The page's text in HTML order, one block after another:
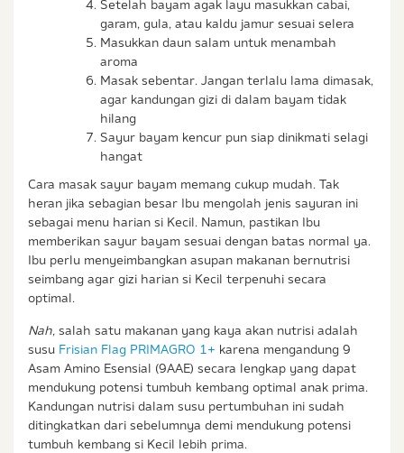
Setelah bayam agak layu masukkan cabai,
garam, gula, atau kaldu jamur sesuai selera
Masukkan daun salam untuk menambah
aroma
Masak sebentar. Jangan terlalu lama dimasak,
agar kandungan gizi di dalam bayam tidak
hilang
Sayur bayam kencur pun siap dinikmati selagi
hangat
Cara masak sayur bayam memang cukup mudah. Tak
heran jika sebagian besar Ibu mengolah jenis sayuran ini
sebagai menu harian si Kecil. Namun, pastikan Ibu
memberikan sayur bayam sesuai dengan batas normal ya.
Ibu perlu menyeimbangkan asupan makanan bernutrisi
seimbang agar gizi harian si Kecil terpenuhi secara
optimal.
Nah, salah satu makanan yang kaya akan nutrisi adalah
susu Frisian Flag PRIMAGRO 1+ karena mengandung 9
Asam Amino Esensial (9AAE) secara lengkap yang dapat
mendukung potensi tumbuh kembang optimal anak prima.
Kandungan nutrisi dalam susu pertumbuhan ini sudah
ditingkatkan dari sebelumnya demi mendukung potensi
tumbuh kembang si Kecil lebih prima.